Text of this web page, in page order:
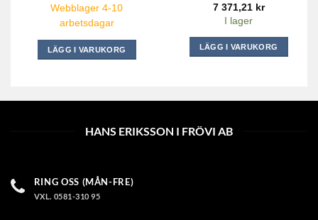
Webblager 4-10
arbetsdagar
LÄGG I VARUKORG
7 371,21 kr
I lager
LÄGG I VARUKORG
HANS ERIKSSON I FRÖVI AB
RING OSS (MÅN-FRE)
VXL. 0581-310 95